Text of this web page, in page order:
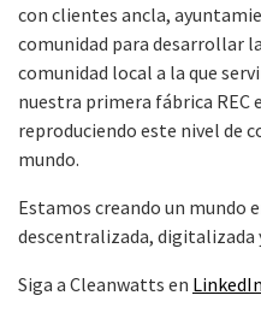
con clientes ancla,
comunidad para desarrollar
comunidad local a la que
nuestra primera fábrica
reproduciendo este nivel de
mundo.
Estamos creando un mundo
descentralizada, digitalizada
Siga a Cleanwatts en LinkedIn